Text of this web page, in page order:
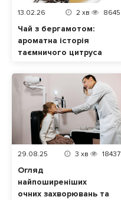
13.02.26 2 хв 8645
Чай з бергамотом:
ароматна історія
таємничого цитруса
29.08.25 3 хв 18437
Огляд
найпоширеніших
очних захворювань та